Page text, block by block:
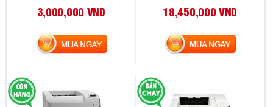
3,000,000 VND
MUA NGAY
18,450,000 VND
MUA NGAY